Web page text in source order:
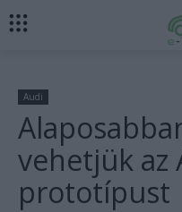
Audi
vehetjük az
prototípust